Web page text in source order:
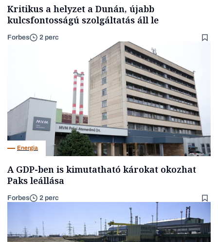
Kritikus a helyzet a Dunán, újabb
kulcsfontosságú szolgáltatás áll le
Forbes 2 perc
Energia
A GDP-ben is kimutatható károkat okozhat
Paks leállása
Forbes 2 perc